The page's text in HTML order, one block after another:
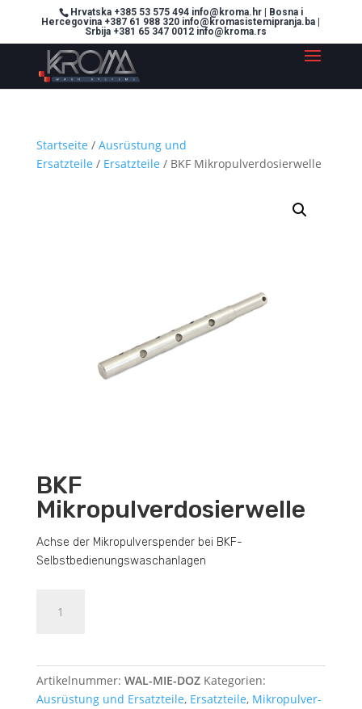
Hrvatska +385 53 575 494 info@kroma.hr | Bosna i
Hercegovina +387 61 988 320 info@kromasistemipranja.ba |
Srbija +381 65 347 0012 info@kroma.rs
Startseite / Ausrüstung und
Ersatzteile / Ersatzteile / BKF Mikropulverdosierwelle
BKF
Mikropulverdosierwelle
Achse der Mikropulverspender bei BKF-
Selbstbedienungswaschanlagen
Mikropulverdosierwelle
Artikelnummer: WAL-MIE-DOZ Kategorien:
Ausrüstung und Ersatzteile, Ersatzteile, Mikropulver-